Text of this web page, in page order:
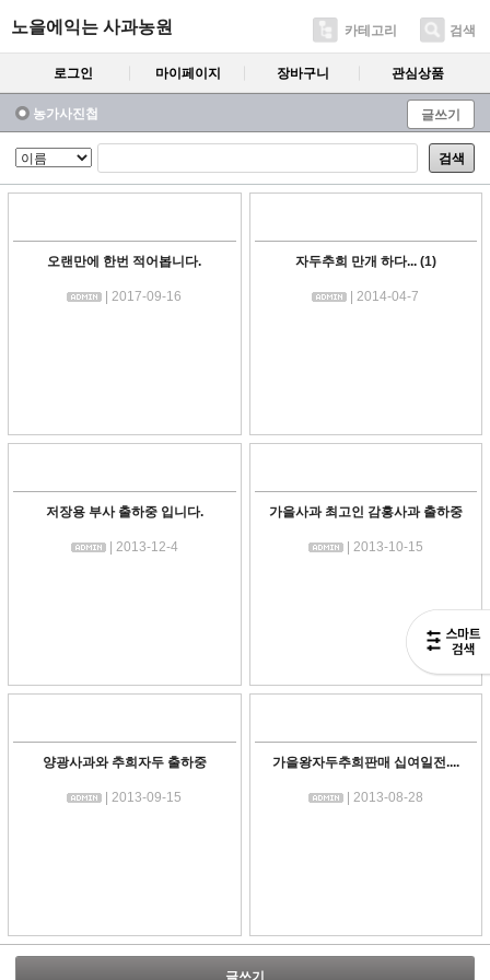
노을에익는 사과농원 카테고리 검색
로그인 마이페이지 장바구니 관심상품
농가사진첩 글쓰기
검색
오랜만에 한번 적어봅니다.
| 2017-09-16
자두추희 만개 하다... (1)
| 2014-04-7
저장용 부사 출하중 입니다.
| 2013-12-4
가을사과 최고인 감홍사과 출하중
| 2013-10-15
양광사과와 추희자두 출하중
| 2013-09-15
가을왕자두추희판매 십여일전....
| 2013-08-28
글쓰기